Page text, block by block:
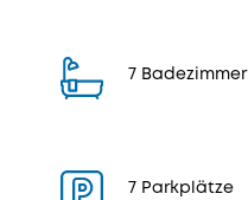
7 Badezimmer
7 Parkplätze